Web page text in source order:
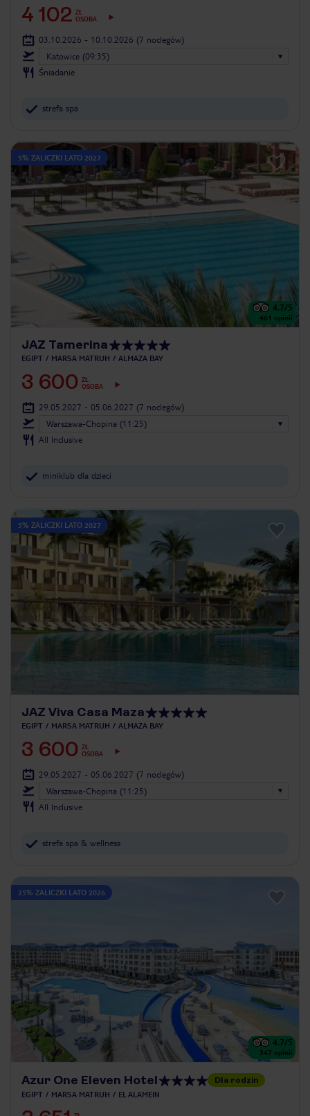
4 102 ZŁ
OSOBA
03.10.2026 - 10.10.2026 (7 noclegów)
Katowice (09:35)
Śniadanie
strefa spa
5% ZALICZKI LATO 2027
4.7/5
461 opinii
JAZ Tamerina
EGIPT MARSA MATRUH ALMAZA BAY
3 600 ZŁ
OSOBA
29.05.2027 - 05.06.2027 (7 noclegów)
Warszawa-Chopina (11:25)
All Inclusive
miniklub dla dzieci
5% ZALICZKI LATO 2027
JAZ Viva Casa Maza
EGIPT MARSA MATRUH ALMAZA BAY
3 600 ZŁ
OSOBA
29.05.2027 - 05.06.2027 (7 noclegów)
Warszawa-Chopina (11:25)
All Inclusive
strefa spa & wellness
25% ZALICZKI LATO 2026
4.7/5
347 opinii
Azur One Eleven Hotel Dla rodzin
EGIPT MARSA MATRUH EL ALAMEIN